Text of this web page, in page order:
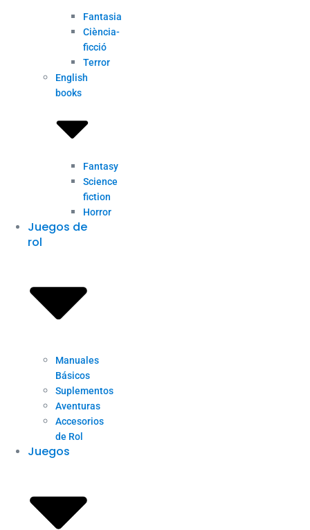
Fantasia
Ciència-
ficció
Terror
English
books
Fantasy
Science
fiction
Horror
Juegos de
rol
Manuales
Básicos
Suplementos
Aventuras
Accesorios
de Rol
Juegos